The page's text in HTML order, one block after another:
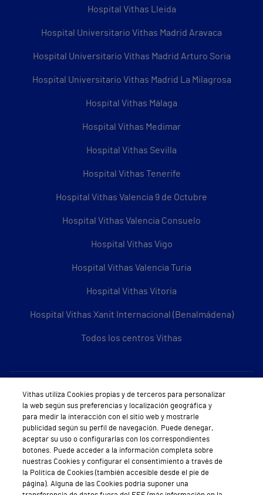
Hospital Vithas Lleida
Hospital Universitario Vithas Madrid Aravaca
Hospital Universitario Vithas Madrid Arturo Soria
Hospital Universitario Vithas Madrid La Milagrosa
Hospital Vithas Málaga
Hospital Vithas Medimar
Hospital Vithas Sevilla
Hospital Vithas Tenerife
Hospital Vithas Valencia 9 de Octubre
Hospital Vithas Valencia Consuelo
Hospital Vithas Vigo
Hospital Vithas Valencia Turia
Hospital Vithas Vitoria
Hospital Vithas Xanit Internacional (Benalmádena)
Todos los centros Vithas
Sobre Vithas
Quiénes somos
Trabajar en Vithas
Teléfono Cita Médica
Teléfono Atención al Cliente
Vithas utiliza Cookies propias y de terceros para personalizar
la web según sus preferencias y localización geográfica y
para medir la interacción con el sitio web y mostrarle
publicidad según su perfil de navegación. Puede denegar,
aceptar su uso o configurarlas con los correspondientes
botones. Puede acceder a la información completa sobre
nuestras Cookies y configurar el consentimiento a través de
la Política de Cookies (también accesible desde el pie de
página). Alguna de las Cookies podría suponer una